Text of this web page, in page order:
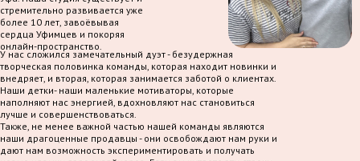
стремительно развивается уже
более 10 лет, завоёвывая
сердца Уфимцев и покоряя
онлайн-пространство.
У нас сложился замечательный дуэт - безудержная
творческая половинка команды, которая находит новинки и
внедряет, и вторая, которая занимается заботой о клиентах.
Наши детки- наши маленькие мотиваторы, которые
наполняют нас энергией, вдохновляют нас становиться
лучше и совершенствоваться.
Также, не менее важной частью нашей команды являются
наши драгоценные продавцы - они освобождают нам руки и
дают нам возможность экспериментировать и получать